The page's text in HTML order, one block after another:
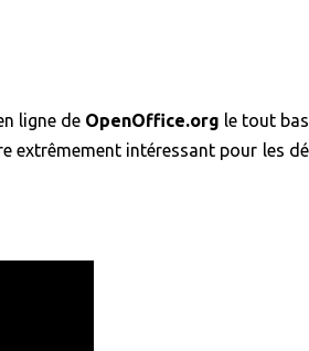
ligne de OpenOffice.org le tout
extrêmement intéressant pour les